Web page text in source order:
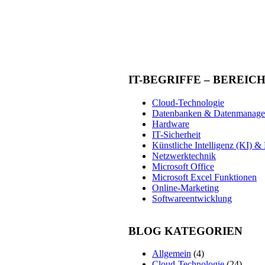
IT-BEGRIFFE –
Cloud-Technologie
Datenbanken &
Hardware
IT-Sicherheit
Künstliche Intelligenz (KI) &
Netzwerktechnik
Microsoft Office
Microsoft Excel Funktionen
Online-Marketing
Softwareentwicklung
BLOG KATEGORIEN
Allgemein (4)